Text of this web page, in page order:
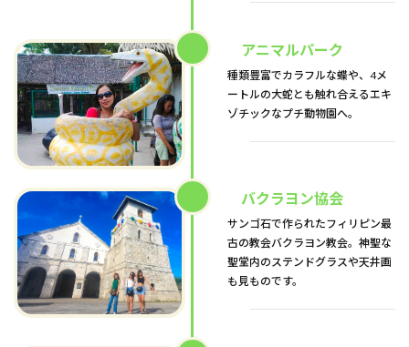
アニマルパーク
種類豊富でカラフルな蝶や、4メ
ートルの大蛇とも触れ合えるエキ
ゾチックなプチ動物園へ。
バクラヨン協会
サンゴ石で作られたフィリピン最
古の教会バクラヨン教会。神聖な
聖堂内のステンドグラスや天井画
も見ものです。